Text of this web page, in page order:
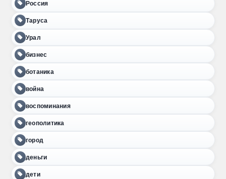
Россия
Таруса
Урал
бизнес
ботаника
война
воспоминания
геополитика
город
деньги
дети